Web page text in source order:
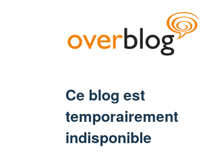
Ce blog est
temporairement
indisponible